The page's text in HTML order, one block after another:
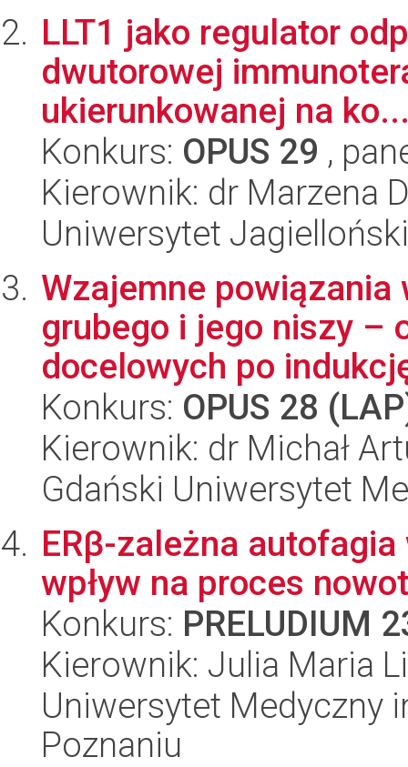
LLT1 jako regulator
dwutorowej
ukierunkowanej na
Konkurs: OPUS 29 ,
Kierownik: dr Marzena
Uniwersytet Jagielloński
Wzajemne
grubego i jego niszy –
docelowych po
Konkurs: OPUS 28
Kierownik: dr Michał
Gdański Uniwersytet
ERβ-zależna
wpływ na proces
Konkurs: PRELUDIUM
Kierownik: Julia Maria
Uniwersytet Medyczny
Poznaniu